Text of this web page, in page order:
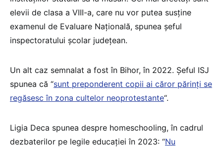
elevii de clasa a VIII-a, care nu vor putea susţine
examenul de Evaluare Naţională, spunea șeful
inspectoratului școlar județean.
Un alt caz semnalat a fost în Bihor, în 2022. Șeful ISJ
spunea că “sunt preponderent copii ai căror părinți se
regăsesc în zona cultelor neoprotestante“.
Ligia Deca spunea despre homeschooling, în cadrul
dezbaterilor pe legile educației în 2023: “Nu